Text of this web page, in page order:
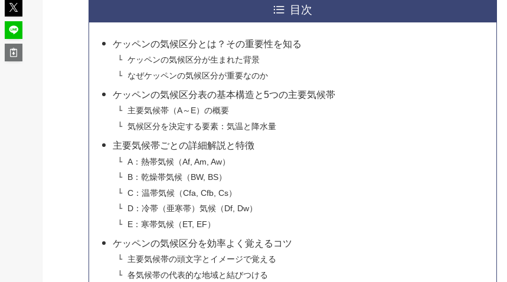
目次
ケッペンの気候区分とは？その重要性を知る
ケッペンの気候区分が生まれた背景
なぜケッペンの気候区分が重要なのか
ケッペンの気候区分表の基本構造と5つの主要気候帯
主要気候帯（A～E）の概要
気候区分を決定する要素：気温と降水量
主要気候帯ごとの詳細解説と特徴
A：熱帯気候（Af, Am, Aw）
B：乾燥帯気候（BW, BS）
C：温帯気候（Cfa, Cfb, Cs）
D：冷帯（亜寒帯）気候（Df, Dw）
E：寒帯気候（ET, EF）
ケッペンの気候区分を効率よく覚えるコツ
主要気候帯の頭文字とイメージで覚える
各気候帯の代表的な地域と結びつける